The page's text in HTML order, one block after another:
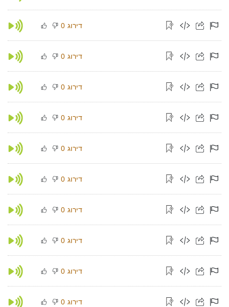
0 דירוג
0 דירוג
0 דירוג
0 דירוג
0 דירוג
0 דירוג
0 דירוג
0 דירוג
0 דירוג
0 דירוג